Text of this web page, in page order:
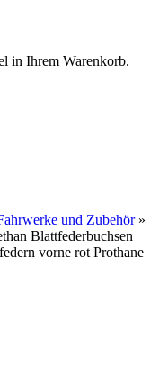
in Ihrem Warenkorb.
und Zubehör »
Blattfederbuchsen
vorne rot Prothane